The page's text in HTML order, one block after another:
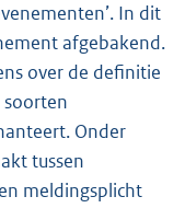
In dit
afgebakend.
over de definitie
Onder
tussen
meldingsplicht